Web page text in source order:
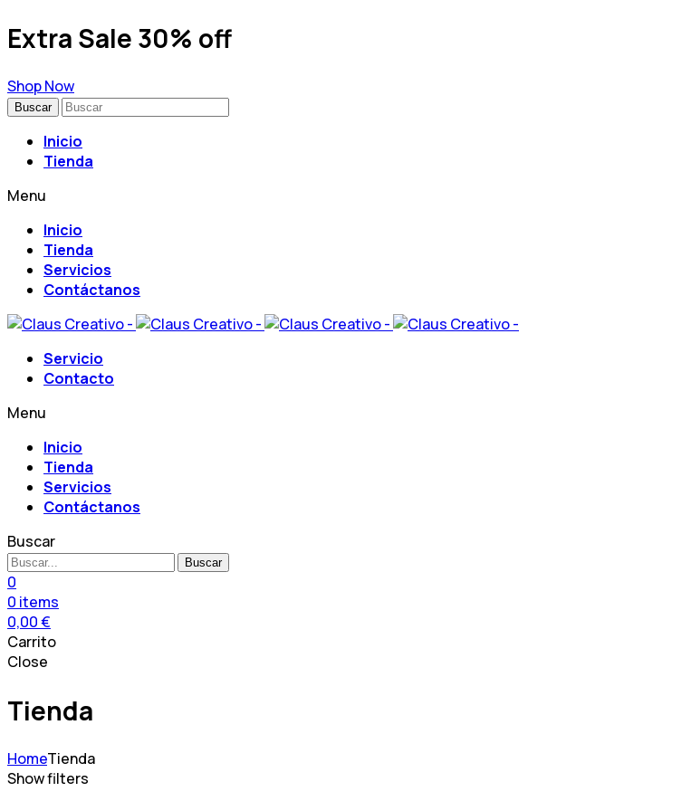
Extra Sale 30% off
Shop Now
Buscar
Inicio
Tienda
Menu
Inicio
Tienda
Servicios
Contáctanos
Servicio
Contacto
Menu
Inicio
Tienda
Servicios
Contáctanos
Buscar
Buscar
0
0 items
0,00€
Carrito
Close
Tienda
HomeTienda
Show filters